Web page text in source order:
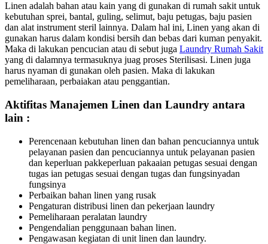
Linen adalah bahan atau kain yang di gunakan di rumah sakit untuk
kebutuhan sprei, bantal, guling, selimut, baju petugas, baju pasien
dan alat instrument steril lainnya. Dalam hal ini, Linen yang akan di
gunakan harus dalam kondisi bersih dan bebas dari kuman penyakit.
Maka di lakukan pencucian atau di sebut juga Laundry Rumah Sakit
yang di dalamnya termasuknya juag proses Sterilisasi. Linen juga
harus nyaman di gunakan oleh pasien. Maka di lakukan
pemeliharaan, perbaiakan atau penggantian.
Aktifitas Manajemen Linen dan Laundry antara
lain :
Perencenaan kebutuhan linen dan bahan pencuciannya untuk
pelayanan pasien dan pencuciannya untuk pelayanan pasien
dan keperluan pakkeperluan pakaaian petugas sesuai dengan
tugas ian petugas sesuai dengan tugas dan fungsinyadan
fungsinya
Perbaikan bahan linen yang rusak
Pengaturan distribusi linen dan pekerjaan laundry
Pemeliharaan peralatan laundry
Pengendalian penggunaan bahan linen.
Pengawasan kegiatan di unit linen dan laundry.